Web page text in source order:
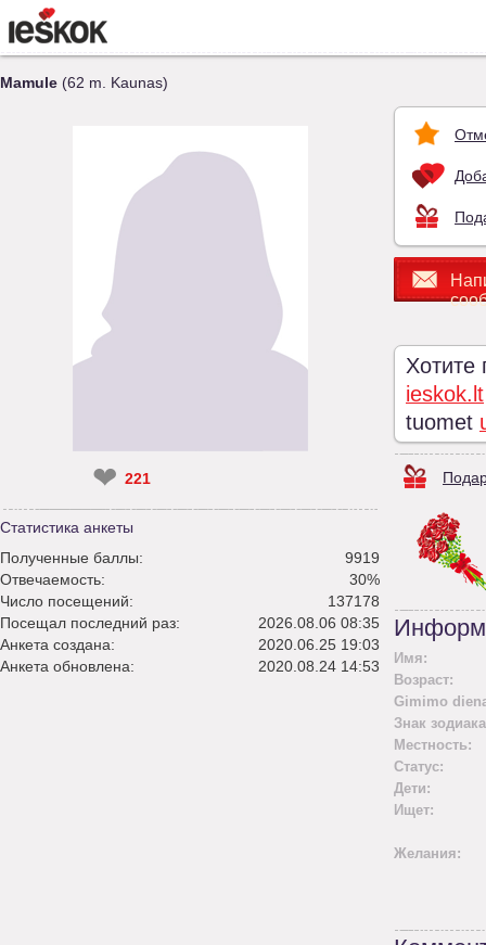
Mamule (62 m. Kaunas)
❤ 221
Статистика анкеты
Полученные баллы:
9919
Отвечаемость:
30%
Число посещений:
137178
Посещал последний раз:
2026.08.06 08:35
Анкета создана:
2020.06.25 19:03
Анкета обновлена:
2020.08.24 14:53
Хотите
ieskok.lt
tuomet
Имя:
Возраст:
Gimimo
Знак
Местность:
Статус:
Дети:
Ищет:
Желания: